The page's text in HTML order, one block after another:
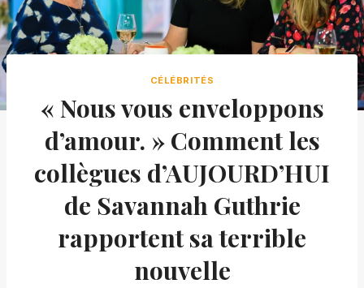
CÉLÉBRITÉS
« Nous vous enveloppons
d’amour. » Comment les
collègues d’AUJOURD’HUI
de Savannah Guthrie
rapportent sa terrible
nouvelle